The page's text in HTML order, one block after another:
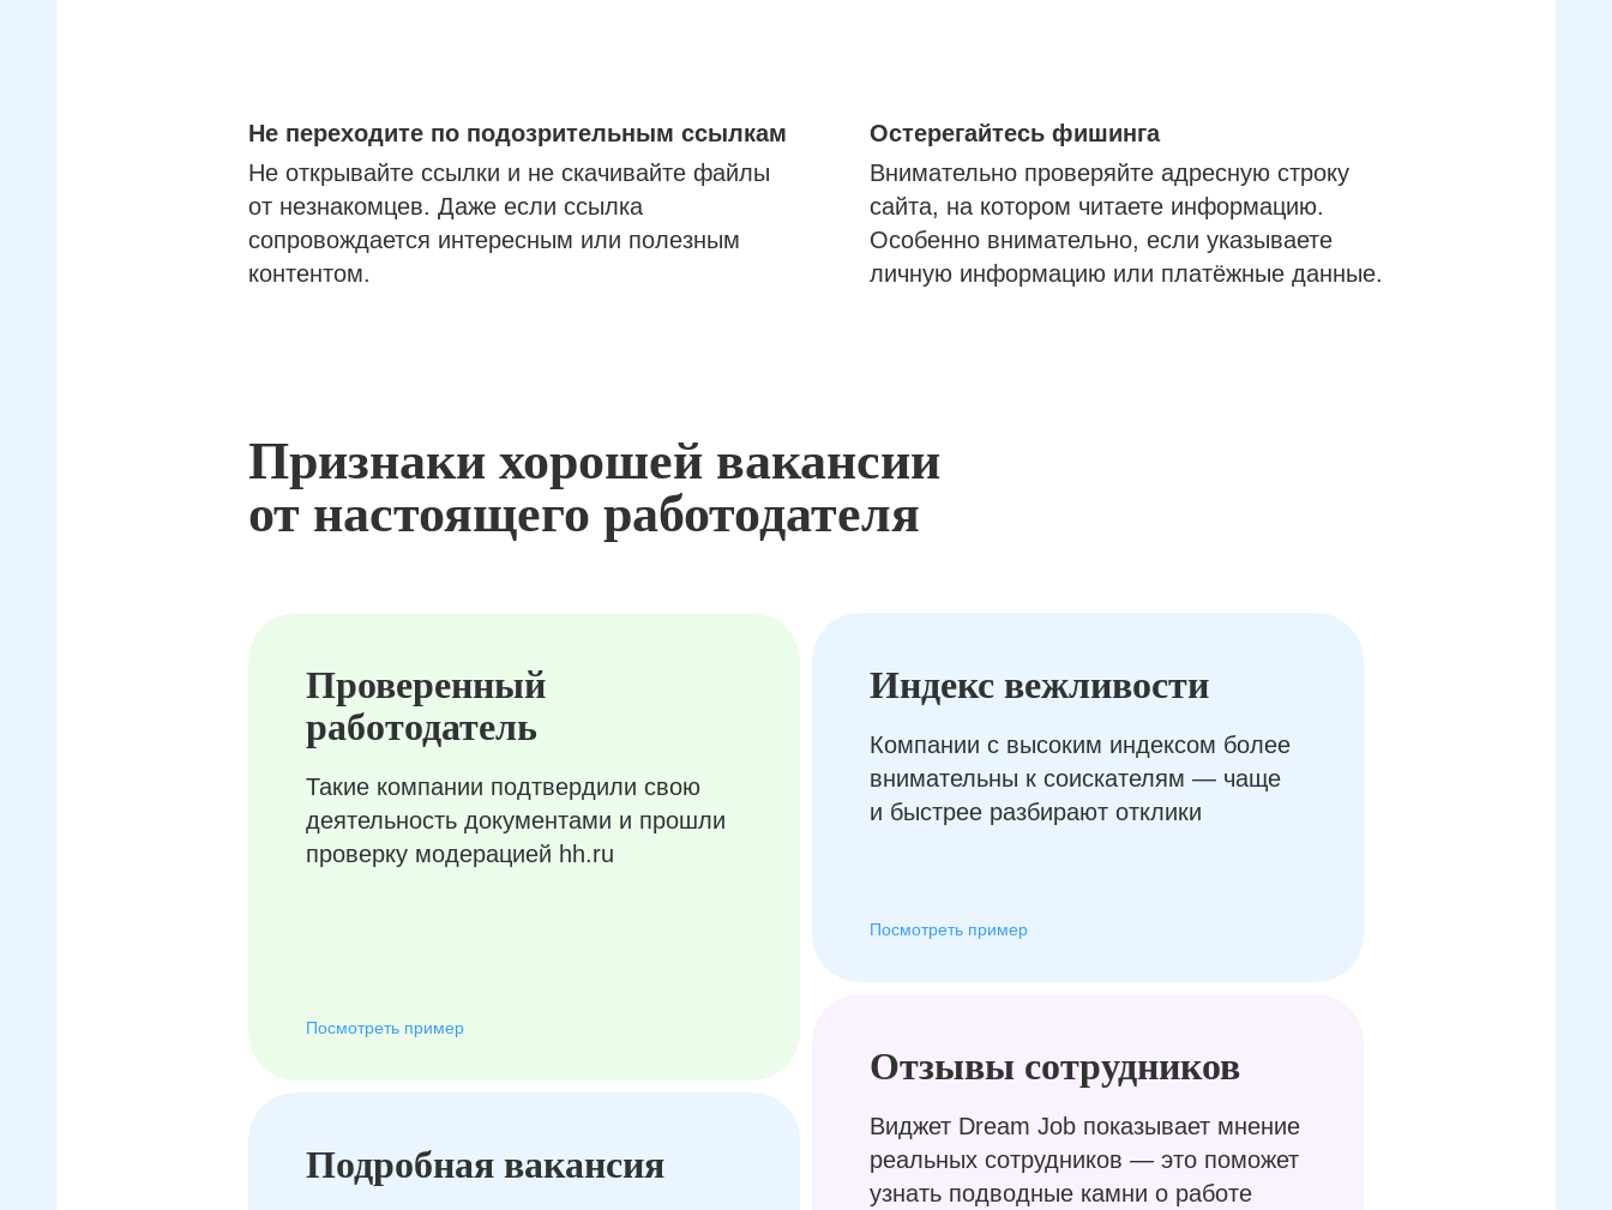
Не переходите по подозрительным ссылкам
Не открывайте ссылки и не скачивайте файлы
от незнакомцев. Даже если ссылка
сопровождается интересным или полезным
контентом.
Остерегайтесь фишинга
Внимательно проверяйте адресную строку
сайта, на котором читаете информацию.
Особенно внимательно, если указываете
личную информацию или платёжные данные.
Признаки хорошей вакансии
от настоящего работодателя
Проверенный
работодатель
Такие компании подтвердили свою
деятельность документами и прошли
проверку модерацией hh.ru
Посмотреть пример
Подробная вакансия
Отзывы сотрудников
Виджет Dream Job показывает мнение
реальных сотрудников — это поможет
узнать подводные камни о работе
Индекс вежливости
Компании с высоким индексом более
внимательны к соискателям — чаще
и быстрее разбирают отклики
Посмотреть пример